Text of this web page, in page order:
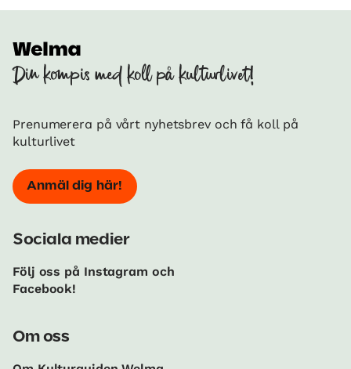
Din kompis med koll på kulturlivet!
Prenumerera på vårt nyhetsbrev och få koll på
kulturlivet
Anmäl dig här!
Sociala medier
Följ oss på Instagram och
Facebook!
Om oss